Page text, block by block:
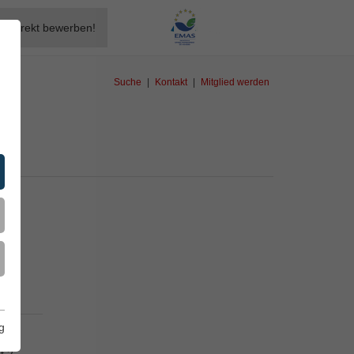
Direkt bewerben!
Suche Kontakt Mitglied werden